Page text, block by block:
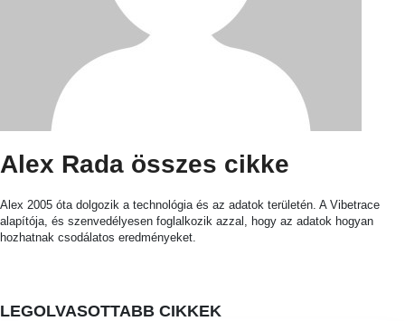
Alex Rada összes cikke
Alex 2005 óta dolgozik a technológia és az adatok területén. A Vibetrace
alapítója, és szenvedélyesen foglalkozik azzal, hogy az adatok hogyan
hozhatnak csodálatos eredményeket.
LEGOLVASOTTABB CIKKEK